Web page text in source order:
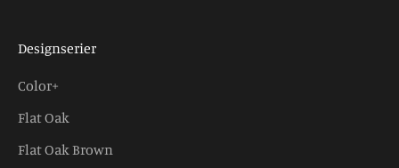
Designserier
Color+
Flat Oak
Flat Oak Brown